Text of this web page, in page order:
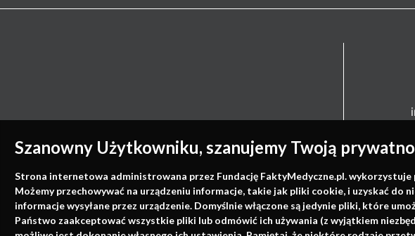
Szanowny Użytkowniku, szanujemy Twoją
Strona internetowa administrowana przez Fundację FaktyMedyczne.pl.
Możemy przechowywać na urządzeniu informacje, takie jak pliki cookie, i uzyskać
informacje wysyłane przez urządzenie. Domyślnie włączone są jedynie pliki, które
Państwo zaakceptować wszystkie pliki lub odmówić ich używania (z wyjątkiem